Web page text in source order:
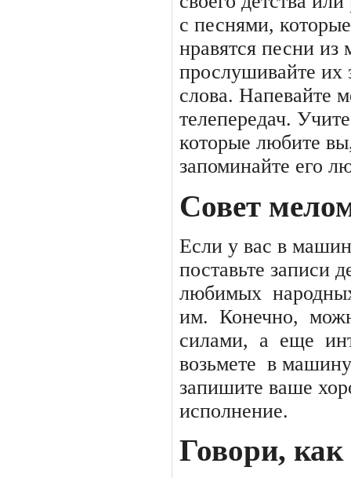
с песнями,
нравятся песни
прослушивайте их
слова. Напевайте
телепередач.
которые любите
запоминайте его
Совет
Если у вас в
поставьте записи
любимых
им. Конечно,
силами, а еще
возьмете в
запишите ваше
исполнение.
Говори, как